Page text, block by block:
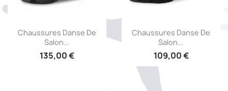
Aperçu rapide
Chaussures Danse De
Salon...
135,00 €
Aperçu rapide
Chaussures Danse De
Salon...
109,00 €